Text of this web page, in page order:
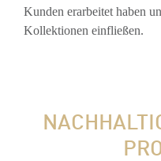
Kunden erarbeitet haben
Kollektionen einfließen.